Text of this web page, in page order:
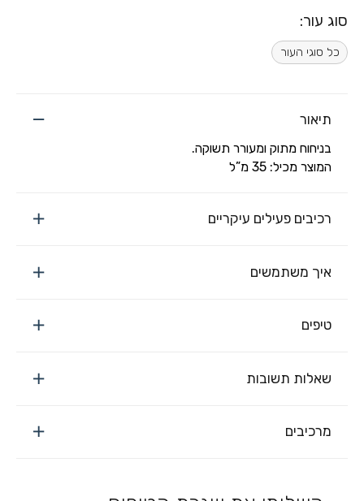
סוג עור:
כל סוגי העור
תיאור
בניחוח מתוק ומעורר תשוקה.
המוצר מכיל: 35 מ”ל
רכיבים פעילים עיקריים
איך משתמשים
טיפים
שאלות תשובות
מרכיבים